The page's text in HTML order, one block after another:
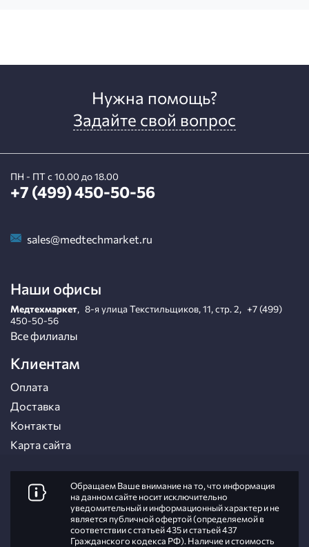
Нужна помощь?
Задайте свой вопрос
ПН - ПТ с 10.00 до 18.00
+7 (499) 450-50-56
sales@medtechmarket.ru
Наши офисы
Медтехмаркет, 8-я улица Текстильщиков, 11, стр. 2, +7 (499)
450-50-56
Все филиалы
Клиентам
Оплата
Доставка
Контакты
Карта сайта
Обращаем Ваше внимание на то, что информация
на данном сайте носит исключительно
уведомительный и информационный характер и не
является публичной офертой (определяемой в
соответствии с статьей 435 и статьей 437
Гражданского кодекса РФ). Наличие и стоимость